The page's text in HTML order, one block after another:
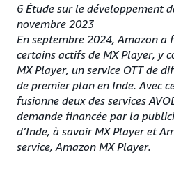
6 Étude sur le développement
novembre 2023
En septembre 2024, Amazon a
certains actifs de MX Player, y
MX Player, un service OTT de
de premier plan en Inde. Avec
fusionne deux des services
demande financée par la
d’Inde, à savoir MX Player et
service, Amazon MX Player.